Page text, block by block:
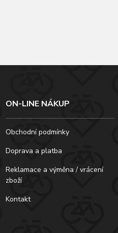
ON-LINE NÁKUP
Obchodní podmínky
Doprava a platba
Reklamace a výměna / vrácení
zboží
Kontakt